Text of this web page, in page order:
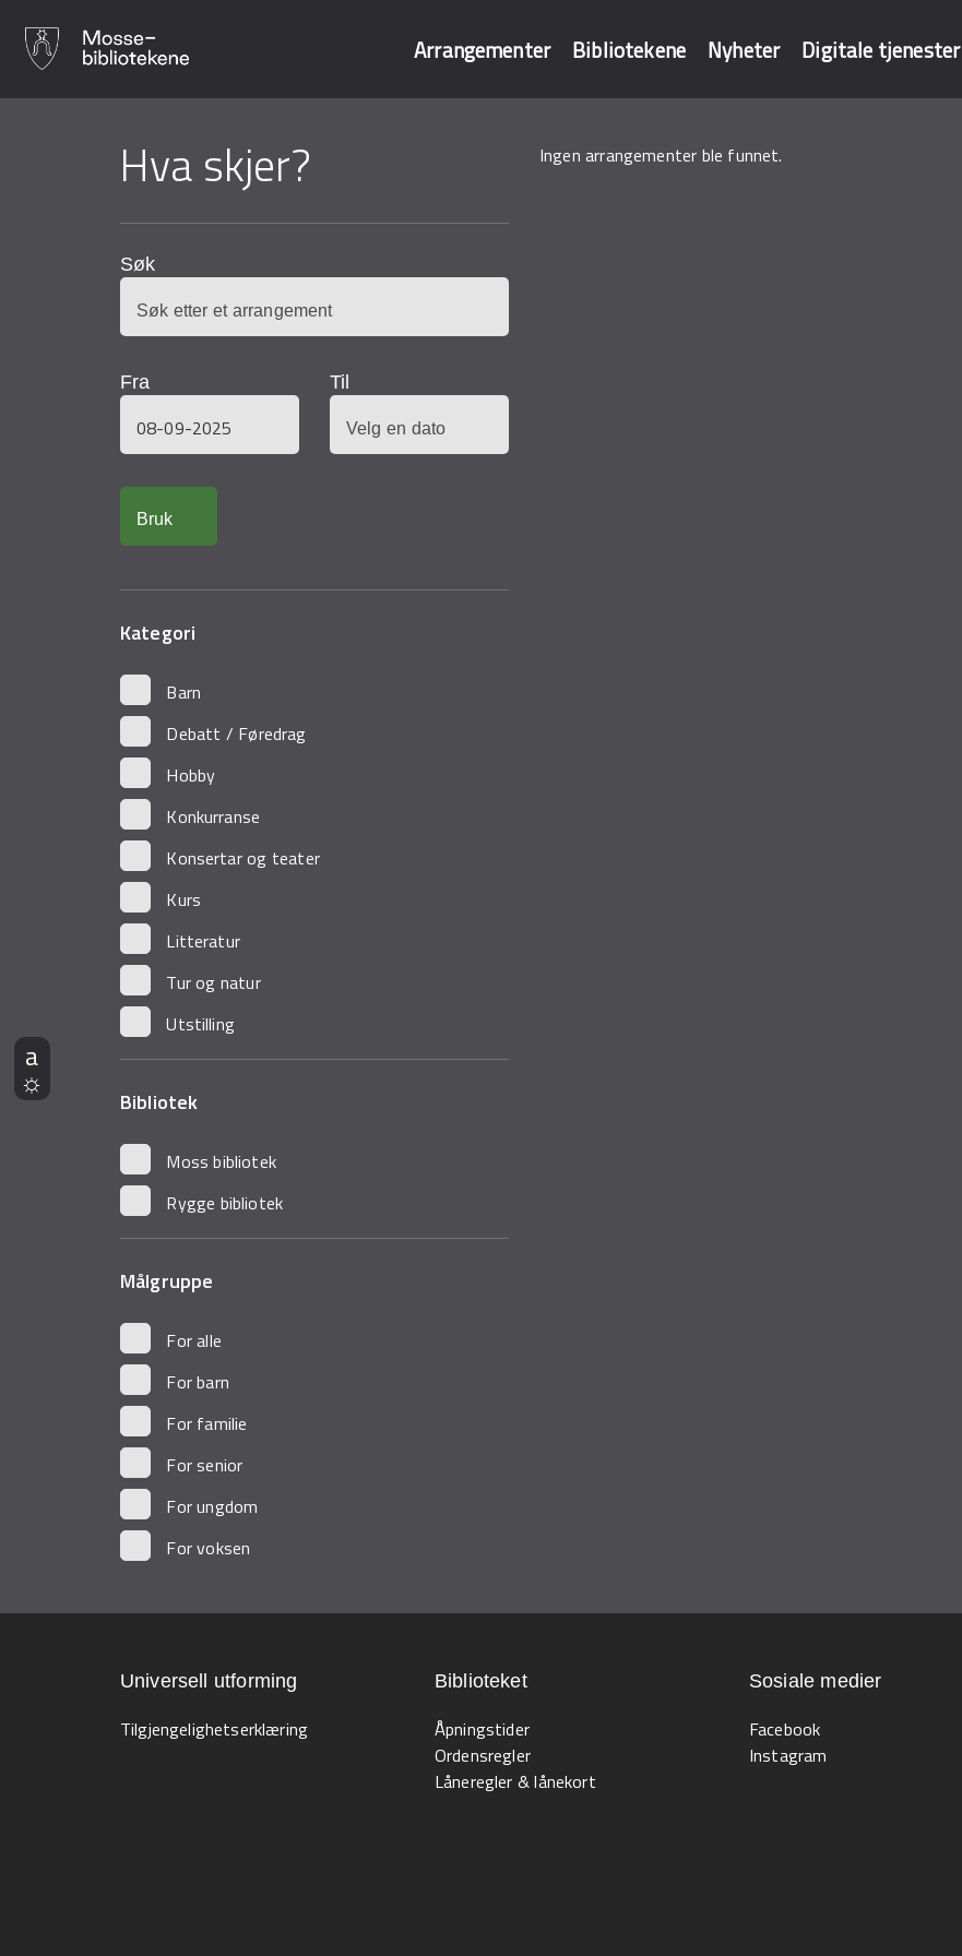
Arrangementer Bibliotekene Nyheter Digitale tjenester
Hva skjer?
Søk
Fra
Til
Kategori
Barn
Debatt / Føredrag
Hobby
Konkurranse
Konsertar og teater
Kurs
Litteratur
Tur og natur
Utstilling
Bibliotek
Moss bibliotek
Rygge bibliotek
Målgruppe
For alle
For barn
For familie
For senior
For ungdom
For voksen
Ingen arrangementer ble funnet.
Universell utforming
Tilgjengelighetserklæring
Biblioteket
Åpningstider
Ordensregler
Låneregler & lånekort
Sosiale medier
Facebook
Instagram